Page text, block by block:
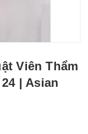
Viên Thẩm
| Asian